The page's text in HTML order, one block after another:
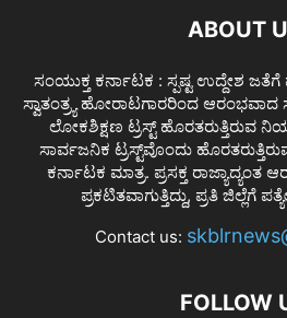
ABOUT
ಸಂಯುಕ್ತ ಕರ್ನಾಟಕ : ಸ್ಪಷ್ಟ ಉದ್ದೇಶ
ಸ್ವಾತಂತ್ರ್ಯ ಹೋರಾಟಗಾರರಿಂದ ಆರಂಭವಾದ
ಲೋಕಶಿಕ್ಷಣ ಟ್ರಸ್ಟ್ ಹೊರತರುತ್ತಿರುವ
ಸಾರ್ವಜನಿಕ ಟ್ರಸ್ಟ್‌ವೊಂದು
ಕರ್ನಾಟಕ ಮಾತ್ರ. ಪ್ರಸಕ್ತ ರಾಜ್ಯಾದ್ಯಂತ
ಪ್ರಕಟಿತವಾಗುತ್ತಿದ್ದು, ಪ್ರತಿ ಜಿಲ್ಲೆಗೆ
Contact us:
FOLLOW